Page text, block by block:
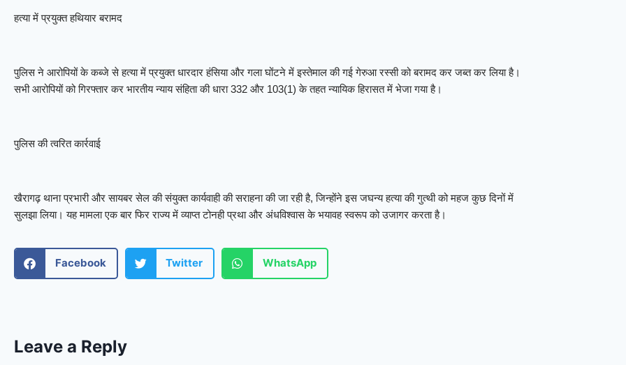
हत्या में प्रयुक्त हथियार बरामद
पुलिस ने आरोपियों के कब्जे से हत्या में प्रयुक्त धारदार हंसिया और गला घोंटने में इस्तेमाल की गई गेरुआ रस्सी को बरामद कर जब्त कर लिया है।
सभी आरोपियों को गिरफ्तार कर भारतीय न्याय संहिता की धारा 332 और 103(1) के तहत न्यायिक हिरासत में भेजा गया है।
पुलिस की त्वरित कार्रवाई
खैरागढ़ थाना प्रभारी और सायबर सेल की संयुक्त कार्यवाही की सराहना की जा रही है, जिन्होंने इस जघन्य हत्या की गुत्थी को महज कुछ दिनों में
सुलझा लिया। यह मामला एक बार फिर राज्य में व्याप्त टोनही प्रथा और अंधविश्वास के भयावह स्वरूप को उजागर करता है।
Facebook Twitter WhatsApp
Leave a Reply